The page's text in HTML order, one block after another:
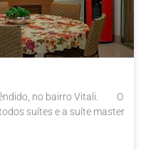
no bairro Vitali.⠀ ⠀ O
suítes e a suíte master